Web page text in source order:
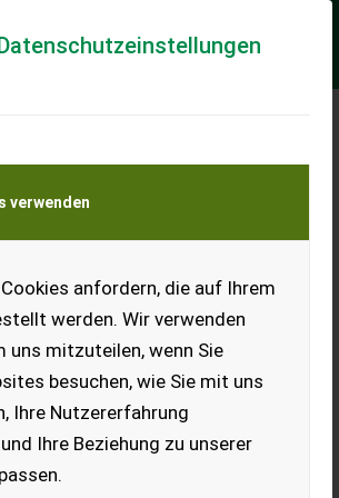
verwenden
anfordern, die auf Ihrem
werden. Wir verwenden
uns mitzuteilen, wenn Sie
besuchen, wie Sie mit uns
Ihre Nutzererfahrung
Ihre Beziehung zu unserer
Land- und Baumaschinen –
Tiertransporte
Elektro-
& Ausstattung:
ein industrielles Pumpenaggregat
Kreiselpumpe, Elektromotor,
20 % MwSt.